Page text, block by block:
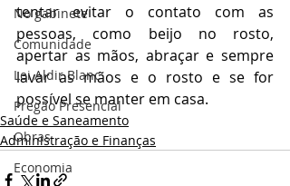
No gabinete
Comunidade
Lei Aldir Blanc
Pregão Presencial
Obras
Economia
tentar evitar o contato com as
pessoas, como beijo no rosto,
apertar as mãos, abraçar e sempre
lavar as mãos e o rosto e se for
possível se manter em casa.
Saúde e Saneamento
Administração e Finanças